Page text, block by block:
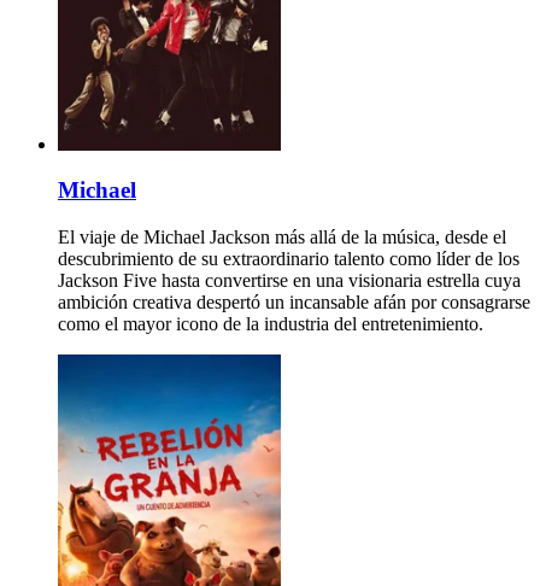
Michael
El viaje de Michael Jackson más allá de la música, desde el
descubrimiento de su extraordinario talento como líder de los
Jackson Five hasta convertirse en una visionaria estrella cuya
ambición creativa despertó un incansable afán por consagrarse
como el mayor icono de la industria del entretenimiento.